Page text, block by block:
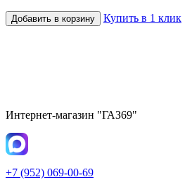
Добавить в корзину Купить в 1 клик
Интернет-магазин "ГАЗ69"
+7 (952) 069-00-69